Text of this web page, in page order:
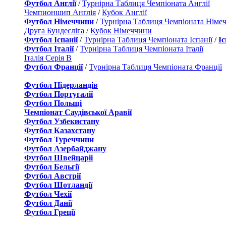
Футбол Англії/Турнірна Таблиця Чемпіоната Англії
Чемпионшип Англія /Кубок Англії
Футбол Німеччини /Турнірна Таблиця Чемпіоната
Друга Бундесліга /Кубок Німеччини
Футбол Іспанії/Турнірна Таблиця Чемпіоната Іспанії/
Футбол Італії/Турнірна Таблиця Чемпіоната Італії
Італія Серія B
Футбол Франції/Турнірна Таблиця Чемпіоната Франції
Футбол Нідерландiв
Футбол Португалії
Футбол Польщі
Чемпіонат Саудівської Аравії
Футбол Узбекистану
Футбол Казахстану
Футбол Туреччини
Футбол Азербайджану
Футбол Швейцаріі
Футбол Бельгії
Футбол Австрії
Футбол Шотландії
Футбол Чехії
Футбол Данії
Футбол Греції